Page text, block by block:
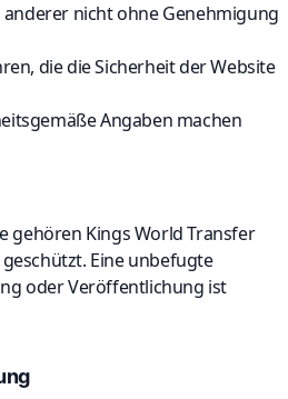
nicht ohne Genehmigung
die die Sicherheit der Website
Angaben machen
gehören Kings World Transfer
Eine unbefugte
oder Veröffentlichung ist